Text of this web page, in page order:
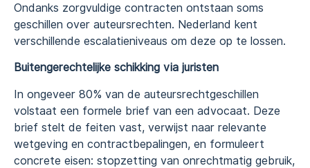
Ondanks zorgvuldige contracten ontstaan soms
geschillen over auteursrechten. Nederland kent
verschillende escalatieniveaus om deze op te lossen.
Buitengerechtelijke schikking via juristen
In ongeveer 80% van de auteursrechtgeschillen
volstaat een formele brief van een advocaat. Deze
brief stelt de feiten vast, verwijst naar relevante
wetgeving en contractbepalingen, en formuleert
concrete eisen: stopzetting van onrechtmatig gebruik,